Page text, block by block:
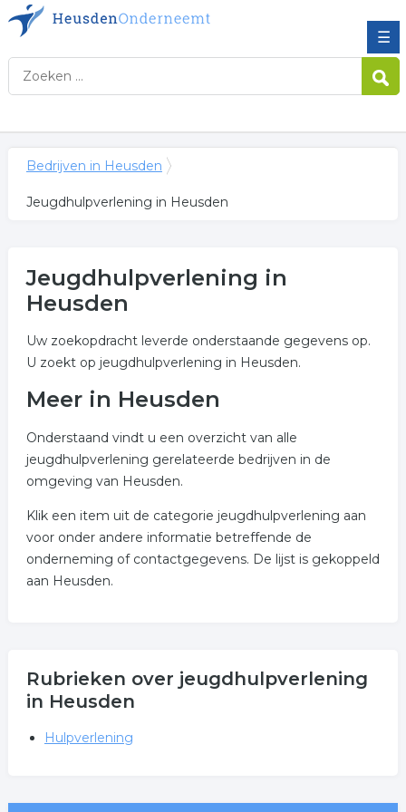
☰
Bedrijven in Heusden
Jeugdhulpverlening in Heusden
Jeugdhulpverlening in
Heusden
Uw zoekopdracht leverde onderstaande gegevens op.
U zoekt op jeugdhulpverlening in Heusden.
Meer in Heusden
Onderstaand vindt u een overzicht van alle
jeugdhulpverlening gerelateerde bedrijven in de
omgeving van Heusden.
Klik een item uit de categorie jeugdhulpverlening aan
voor onder andere informatie betreffende de
onderneming of contactgegevens. De lijst is gekoppeld
aan Heusden.
Rubrieken over jeugdhulpverlening
in Heusden
Hulpverlening